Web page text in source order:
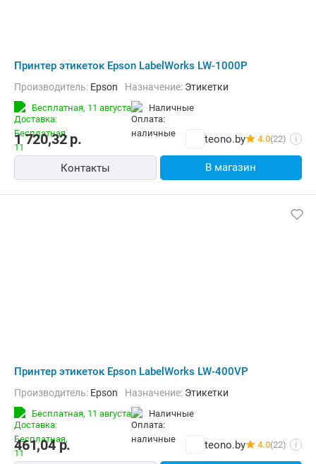
Принтер этикеток Epson LabelWorks LW-1000P
Производитель: Epson Назначение: Этикетки
Бесплатная, 11 августа наличные
1 720,32р. teono.by 4.0(22) i
Контакты В магазин
Принтер этикеток Epson LabelWorks LW-400VP
Производитель: Epson Назначение: Этикетки
Бесплатная, 11 августа наличные
461,04р. teono.by 4.0(22) i